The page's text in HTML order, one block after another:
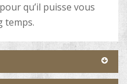
qu’il puisse vous
temps.